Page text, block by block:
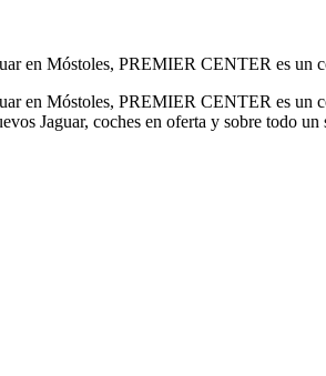
en Móstoles, PREMIER CENTER es un
en Móstoles, PREMIER CENTER es un
Jaguar, coches en oferta y sobre todo